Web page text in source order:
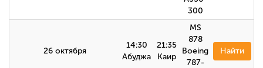
300
26 октября
14:30
Абуджа
21:35
Каир
MS
878
Boeing
787-
Найти